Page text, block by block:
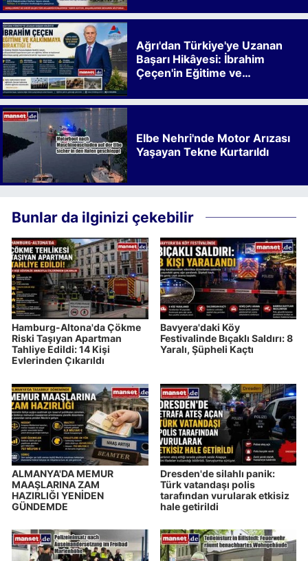
Ağrı'dan Türkiye'ye Uzanan
Başarı Hikâyesi: İbrahim
Çeçen'in Eğitime ve
Elbe Nehri'nde Motor Arızası
Yaşayan Tekne Kurtarıldı
Bunlar da ilginizi çekebilir
Hamburg-Altona'da Çökme
Riski Taşıyan Apartman
Tahliye Edildi: 14 Kişi
Evlerinden Çıkarıldı
Bavyera'daki Köy
Festivalinde Bıçaklı Saldırı: 8
Yaralı, Şüpheli Kaçtı
ALMANYA'DA MEMUR
MAAŞLARINA ZAM
HAZIRLIĞI YENİDEN
GÜNDEMDE
Dresden'de silahlı panik:
Türk vatandaşı polis
tarafından vurularak etkisiz
hale getirildi